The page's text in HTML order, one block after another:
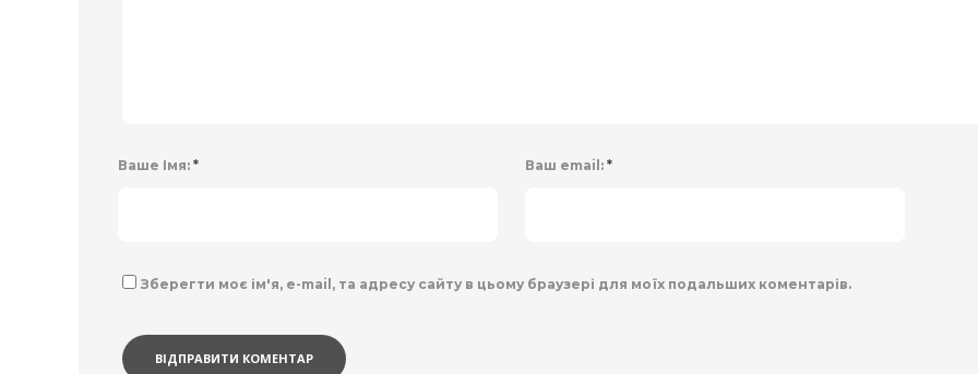
Ваше Імя: * Ваш email: *
Зберегти моє ім'я, e-mail, та адресу сайту в цьому браузері для моїх подальших коментарів.